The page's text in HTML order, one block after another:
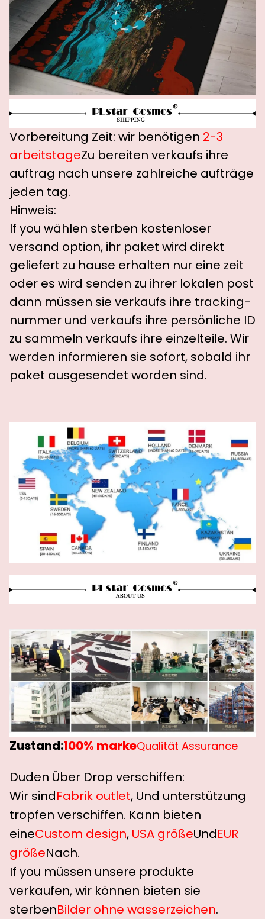
Vorbereitung Zeit: wir benötigen 2-3
arbeitstageZu bereiten verkaufs ihre
auftrag nach unsere zahlreiche aufträge
jeden tag.
Hinweis:
If you wählen sterben kostenloser
versand option, ihr paket wird direkt
geliefert zu hause erhalten nur eine zeit
oder es wird senden zu ihrer lokalen post
dann müssen sie verkaufs ihre tracking-
nummer und verkaufs ihre persönliche ID
zu sammeln verkaufs ihre einzelteile. Wir
werden informieren sie sofort, sobald ihr
paket ausgesendet worden sind.
Zustand:100% markeQualität Assurance
Duden Über Drop verschiffen:
Wir sindFabrik outlet, Und unterstützung
tropfen verschiffen. Kann bieten
eineCustom design, USA größeUndEUR
größeNach.
If you müssen unsere produkte
verkaufen, wir können bieten sie
sterbenBilder ohne wasserzeichen.